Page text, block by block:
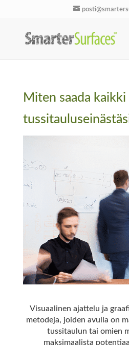
Miten saada
Visuaalinen ajattelu ja
metodeja, joiden avulla on
tussitaulun tai omien
maksimaalista